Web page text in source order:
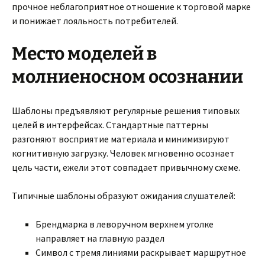
прочное неблагоприятное отношение к торговой марке
и понижает лояльность потребителей.
Место моделей в
молниеносном осознании
Шаблоны предъявляют регулярные решения типовых
целей в интерфейсах. Стандартные паттерны
разгоняют восприятие материала и минимизируют
когнитивную загрузку. Человек мгновенно осознает
цель части, ежели этот совпадает привычному схеме.
Типичные шаблоны образуют ожидания слушателей:
Брендмарка в леворучном верхнем уголке
направляет на главную раздел
Символ с тремя линиями раскрывает маршрутное